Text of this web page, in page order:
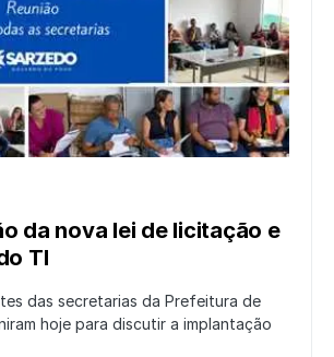
da nova lei de licitação e
TI
das secretarias da Prefeitura de
hoje para discutir a implantação